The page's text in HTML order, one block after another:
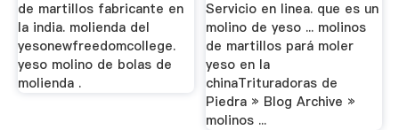
de martillos fabricante en
la india. molienda del
yesonewfreedomcollege.
yeso molino de bolas de
molienda .
Servicio en linea. que es un
molino de yeso ... molinos
de martillos pará moler
yeso en la
chinaTrituradoras de
Piedra » Blog Archive »
molinos ...